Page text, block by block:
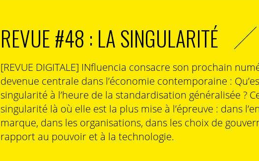
REVUE #48 : LA SINGULARITÉ
[REVUE DIGITALE] INfluencia consacre son prochain
devenue centrale dans l’économie contemporaine :
singularité à l’heure de la standardisation généralisée ?
singularité là où elle est la plus mise à l’épreuve : dans
marque, dans les organisations, dans les choix de
rapport au pouvoir et à la technologie.